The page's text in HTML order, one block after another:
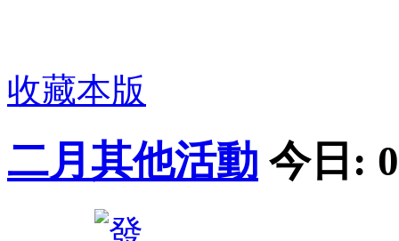
收藏本版
二月其他活動 今日: 0